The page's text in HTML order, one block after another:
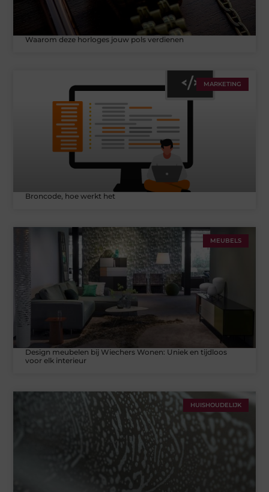
Waarom deze horloges jouw pols verdienen
MARKETING
Broncode, hoe werkt het
MEUBELS
Design meubelen bij Wiechers Wonen: Uniek en tijdloos
voor elk interieur
HUISHOUDELIJK